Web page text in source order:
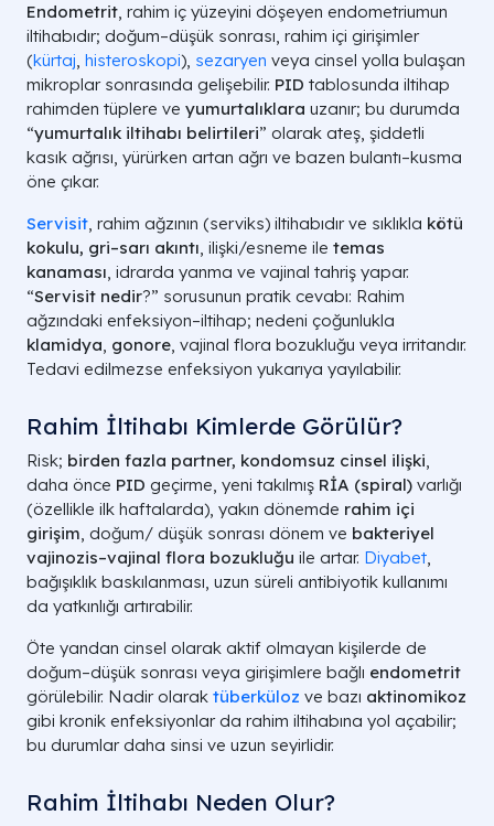
Endometrit, rahim iç yüzeyini döşeyen endometriumun
iltihabıdır; doğum–düşük sonrası, rahim içi girişimler
(kürtaj, histeroskopi), sezaryen veya cinsel yolla bulaşan
mikroplar sonrasında gelişebilir. PID tablosunda iltihap
rahimden tüplere ve yumurtalıklara uzanır; bu durumda
“yumurtalık iltihabı belirtileri” olarak ateş, şiddetli
kasık ağrısı, yürürken artan ağrı ve bazen bulantı–kusma
öne çıkar.
Servisit, rahim ağzının (serviks) iltihabıdır ve sıklıkla kötü
kokulu, gri–sarı akıntı, ilişki/esneme ile temas
kanaması, idrarda yanma ve vajinal tahriş yapar.
“Servisit nedir?” sorusunun pratik cevabı: Rahim
ağzındaki enfeksiyon–iltihap; nedeni çoğunlukla
klamidya, gonore, vajinal flora bozukluğu veya irritandır.
Tedavi edilmezse enfeksiyon yukarıya yayılabilir.
Rahim İltihabı Kimlerde Görülür?
Risk; birden fazla partner, kondomsuz cinsel ilişki,
daha önce PID geçirme, yeni takılmış RİA (spiral) varlığı
(özellikle ilk haftalarda), yakın dönemde rahim içi
girişim, doğum/ düşük sonrası dönem ve bakteriyel
vajinozis–vajinal flora bozukluğu ile artar. Diyabet,
bağışıklık baskılanması, uzun süreli antibiyotik kullanımı
da yatkınlığı artırabilir.
Öte yandan cinsel olarak aktif olmayan kişilerde de
doğum–düşük sonrası veya girişimlere bağlı endometrit
görülebilir. Nadir olarak tüberküloz ve bazı aktinomikoz
gibi kronik enfeksiyonlar da rahim iltihabına yol açabilir;
bu durumlar daha sinsi ve uzun seyirlidir.
Rahim İltihabı Neden Olur?